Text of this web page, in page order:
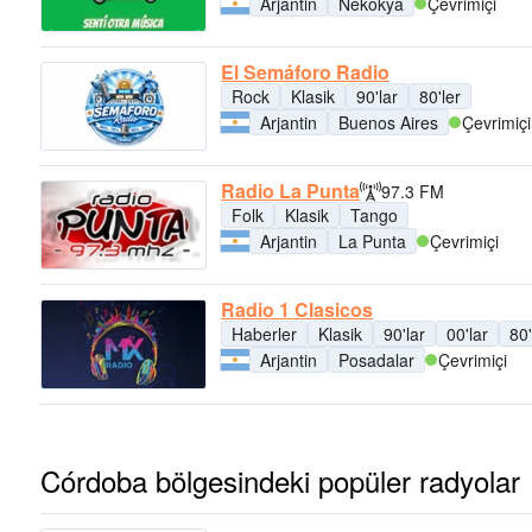
El Semáforo Radio
Rock Klasik 90'lar
80'ler
Arjantin
Buenos Aires Çevrimiçi
Radio La Punta
97.3 FM
Folk
Klasik
Tango
Arjantin
La Punta Çevrimiçi
Radio 1 Clasicos
Haberler Klasik 90'lar 00'lar
Arjantin
Posadalar Çevrimiçi
Córdoba bölgesindeki popüler radyolar